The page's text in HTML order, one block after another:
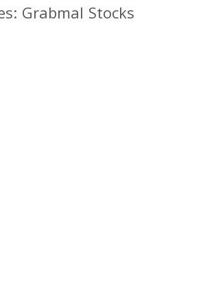
Grabmal Stocks